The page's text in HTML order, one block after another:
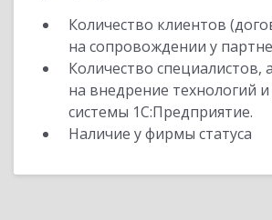
Количество клиентов
на сопровождении у
Количество специалистов,
на внедрение технологий
системы 1С:Предприятие.
Наличие у фирмы статуса